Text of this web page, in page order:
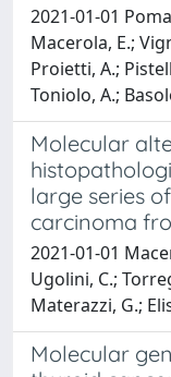
2021-01-01
Macerola, E.;
Proietti, A.;
Toniolo, A.;
Molecular
large series
carcinoma
2021-01-01
Ugolini, C.;
Materazzi, G.;
Molecular